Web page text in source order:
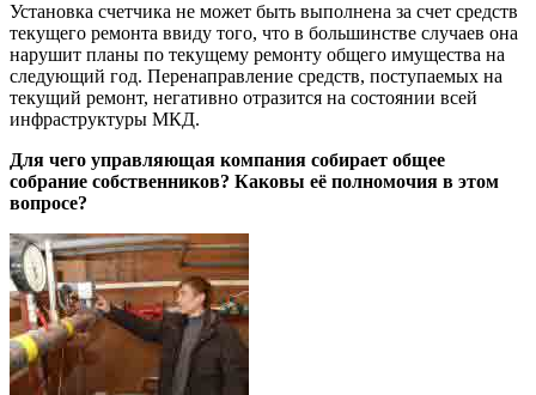
Установка счетчика не может быть выполнена за счет средств
текущего ремонта ввиду того, что в большинстве случаев она
нарушит планы по текущему ремонту общего имущества на
следующий год. Перенаправление средств, поступаемых на
текущий ремонт, негативно отразится на состоянии всей
инфраструктуры МКД.
Для чего управляющая компания собирает общее
собрание собственников? Каковы её полномочия в этом
вопросе?